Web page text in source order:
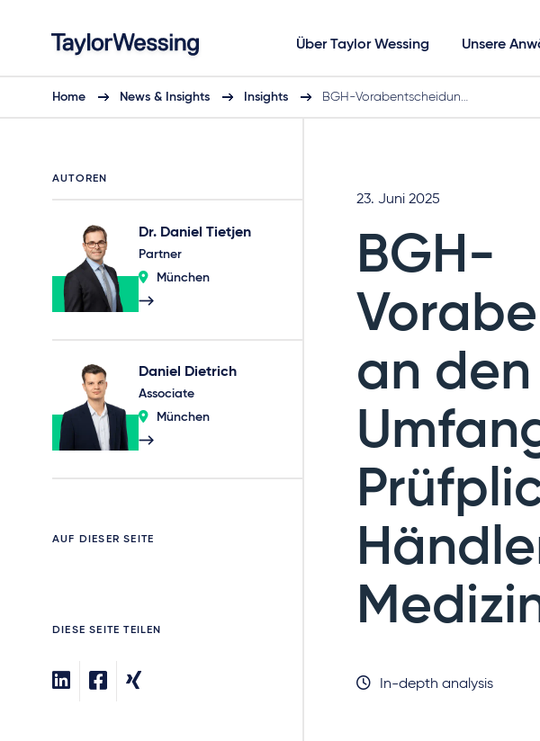
Über Taylor Wessing Unsere
Home News & Insights Insights BGH-Vorabentscheidun…
AUTOREN
Dr. Daniel Tietjen
Partner
München
Daniel Dietrich
Associate
München
AUF DIESER SEITE
DIESE SEITE TEILEN
23. Juni 2025
BGH-
an den
In-depth analysis